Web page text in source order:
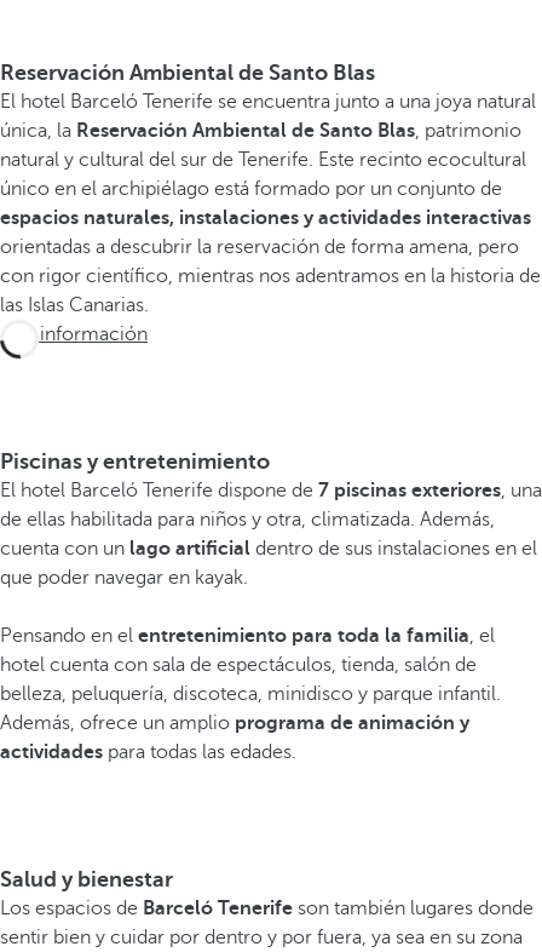
Reservación Ambiental de Santo Blas
El hotel Barceló Tenerife se encuentra junto a una joya natural
única, la Reservación Ambiental de Santo Blas, patrimonio
natural y cultural del sur de Tenerife. Este recinto ecocultural
único en el archipiélago está formado por un conjunto de
espacios naturales, instalaciones y actividades interactivas
orientadas a descubrir la reservación de forma amena, pero
con rigor científico, mientras nos adentramos en la historia de
las Islas Canarias.
Más información
Piscinas y entretenimiento
El hotel Barceló Tenerife dispone de 7 piscinas exteriores, una
de ellas habilitada para niños y otra, climatizada. Además,
cuenta con un lago artificial dentro de sus instalaciones en el
que poder navegar en kayak.
Pensando en el entretenimiento para toda la familia, el
hotel cuenta con sala de espectáculos, tienda, salón de
belleza, peluquería, discoteca, minidisco y parque infantil.
Además, ofrece un amplio programa de animación y
actividades para todas las edades.
Salud y bienestar
Los espacios de Barceló Tenerife son también lugares donde
sentir bien y cuidar por dentro y por fuera, ya sea en su zona